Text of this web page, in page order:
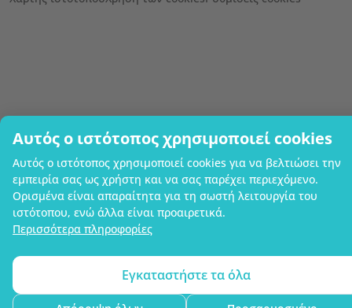
Αυτός ο ιστότοπος χρησιμοποιεί cookies
Αυτός ο ιστότοπος χρησιμοποιεί cookies για να βελτιώσει την
εμπειρία σας ως χρήστη και να σας παρέχει περιεχόμενο.
Ορισμένα είναι απαραίτητα για τη σωστή λειτουργία του
ιστότοπου, ενώ άλλα είναι προαιρετικά.
Περισσότερα πληροφορίες
Εγκαταστήστε τα όλα